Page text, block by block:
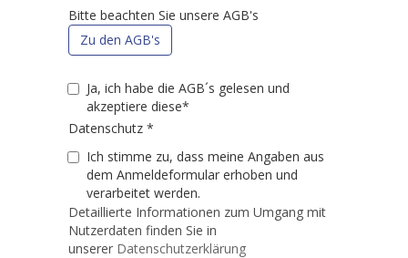
Bitte beachten Sie unsere AGB's
Zu den AGB's
Ja, ich habe die AGB´s gelesen und
akzeptiere diese*
Datenschutz *
Ich stimme zu, dass meine Angaben aus
dem Anmeldeformular erhoben und
verarbeitet werden.
Detaillierte Informationen zum Umgang mit
Nutzerdaten finden Sie in
unserer Datenschutzerklärung